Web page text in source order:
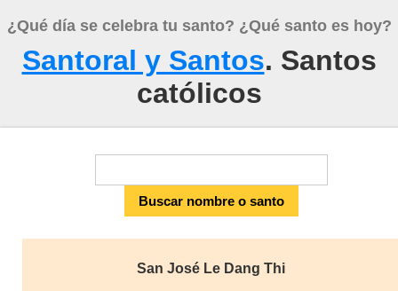
¿Qué día se celebra tu santo? ¿Qué santo es hoy?
Santoral y Santos. Santos
católicos
San José Le Dang Thi